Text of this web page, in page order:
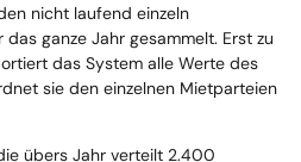
nicht laufend einzeln
ganze Jahr gesammelt. Erst zu
das System alle Werte des
sie den einzelnen Mietparteien
übers Jahr verteilt 2.400